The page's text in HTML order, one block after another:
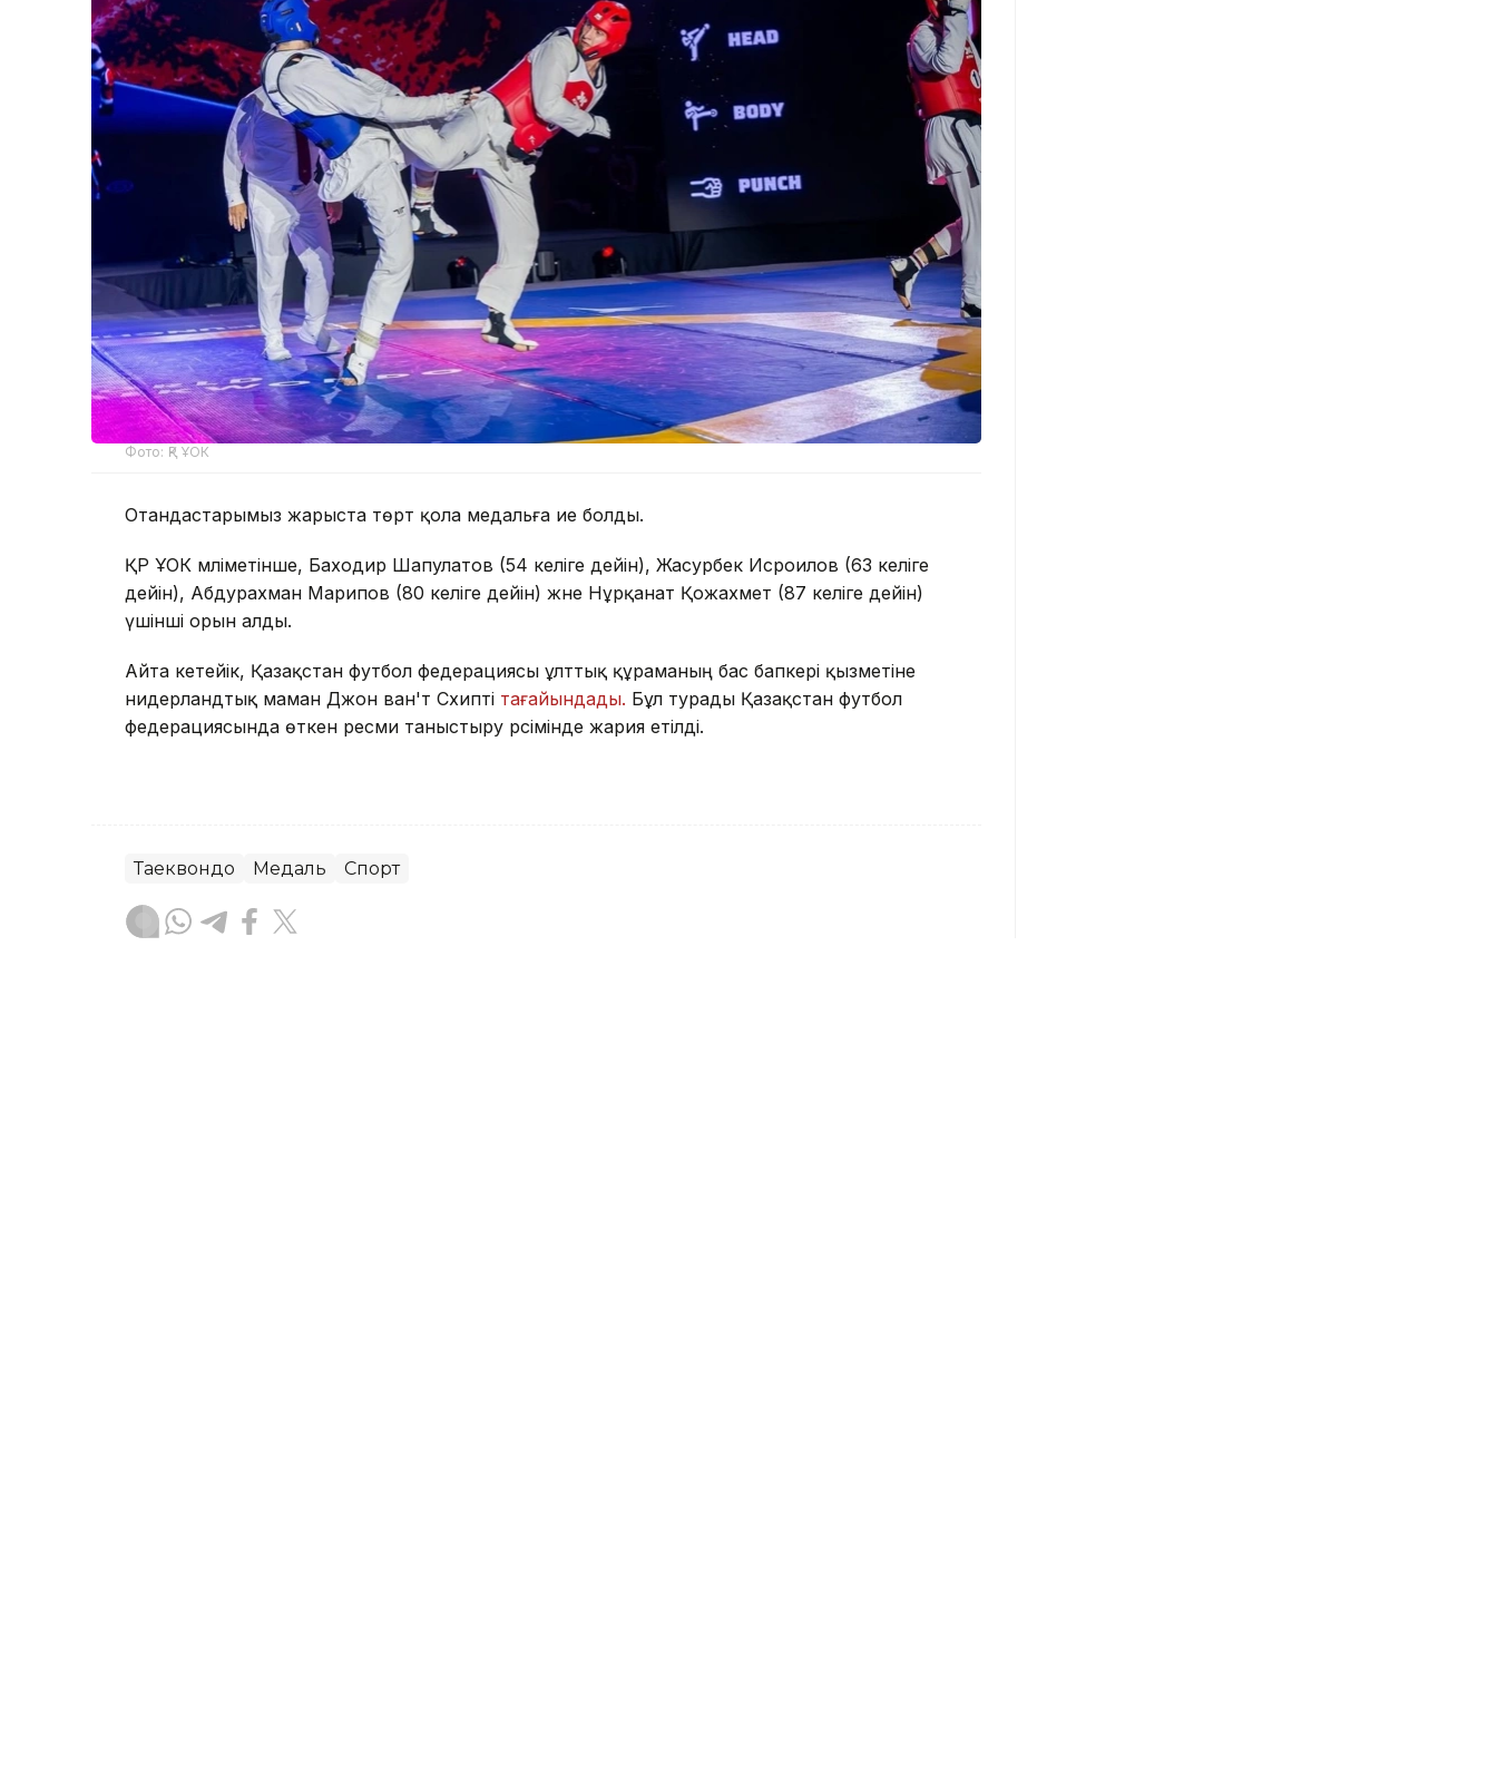
Фото: ҚР ҰОК
Отандастарымыз жарыста төрт қола медальға ие болды.
ҚР ҰОК мәліметінше, Баходир Шапулатов (54 келіге дейін), Жасурбек Исроилов (63 келіге
дейін), Абдурахман Марипов (80 келіге дейін) және Нұрқанат Қожахмет (87 келіге дейін)
үшінші орын алды.
Айта кетейік, Қазақстан футбол федерациясы ұлттық құраманың бас бапкері қызметіне
нидерландтық маман Джон ван'т Схипті тағайындады. Бұл турады Қазақстан футбол
федерациясында өткен ресми таныстыру рәсімінде жария етілді.
Таеквондо Медаль Спорт